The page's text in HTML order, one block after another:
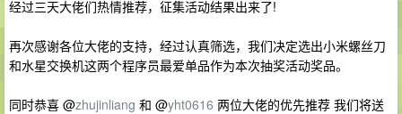
经过三天大佬们热情推荐，征集活动结果出来了!
再次感谢各位大佬的支持，经过认真筛选，我们决定选出小米螺丝刀
和水星交换机这两个程序员最爱单品作为本次抽奖活动奖品。
同时恭喜 @zhujinliang 和 @yht0616 两位大佬的优先推荐 我们将送